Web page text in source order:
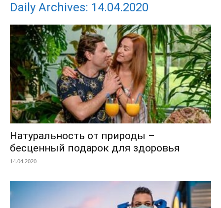
Daily Archives: 14.04.2020
Натуральность от природы –
бесценный подарок для здоровья
14.04.2020